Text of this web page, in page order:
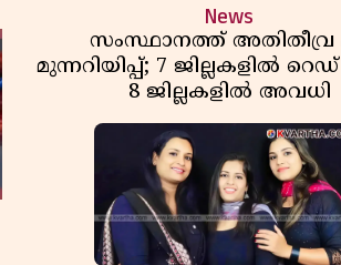
News
സംസ്ഥാനത്ത് അതിതീവ്ര
മുന്നറിയിപ്പ്; 7 ജില്ലകളിൽ
8 ജില്ലകളിൽ അവധി